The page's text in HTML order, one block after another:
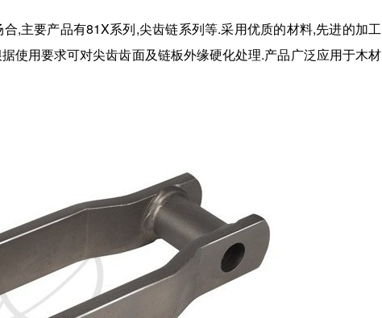
,主要产品有81X系列,尖齿链系列等.采用优质的材料,先进的加工
使用要求可对尖齿齿面及链板外缘硬化处理.产品广泛应用于木材